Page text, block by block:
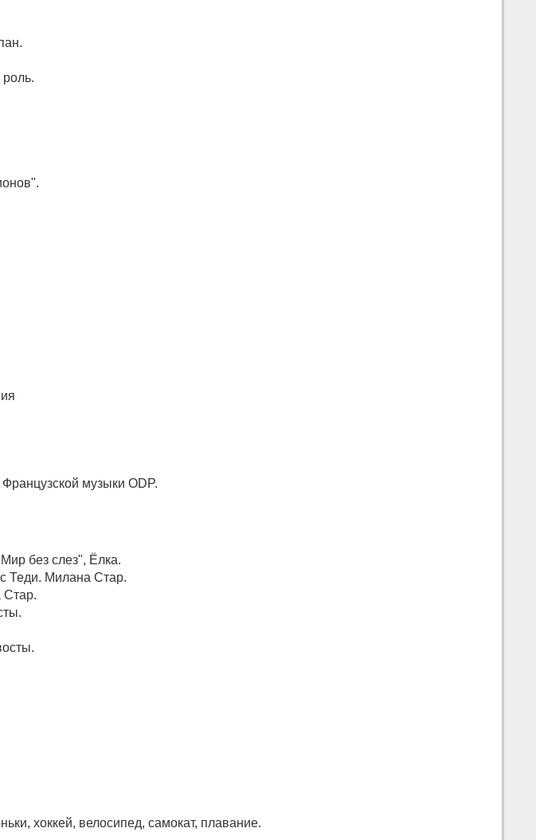
музыки ODP.
без слез", Ёлка.
Теди. Милана Стар.
Стар.
хоккей, велосипед, самокат, плавание.